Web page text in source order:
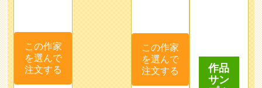
この作家
を選んで
注文する
この作家
を選んで
注文する
サン
プル